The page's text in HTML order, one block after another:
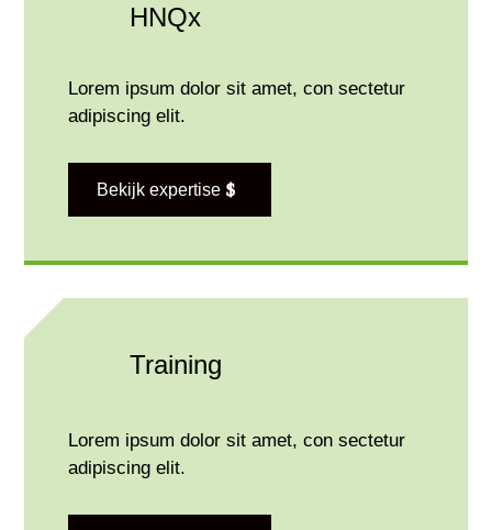
HNQx
Lorem ipsum dolor sit amet, con sectetur
adipiscing elit.
Bekijk expertise
Training
Lorem ipsum dolor sit amet, con sectetur
adipiscing elit.